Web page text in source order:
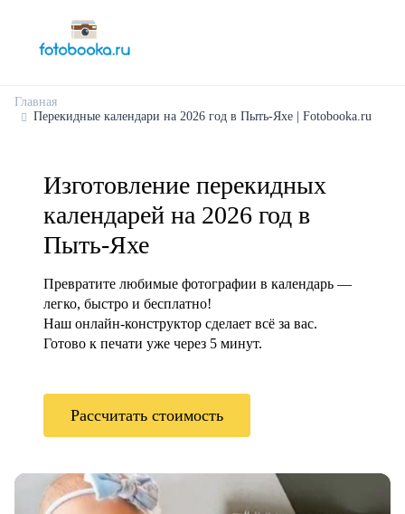
Главная
Перекидные календари на 2026 год в Пыть-Яхе | Fotobooka.ru
Изготовление перекидных
календарей на 2026 год в
Пыть-Яхе
Превратите любимые фотографии в календарь —
легко, быстро и бесплатно!
Наш онлайн-конструктор сделает всё за вас.
Готово к печати уже через 5 минут.
Рассчитать стоимость